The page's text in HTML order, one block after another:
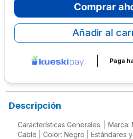
Comprar
Añadir al
Paga
Descripción
Características Generales: | Marca:
Cable | Color: Negro | Estándares